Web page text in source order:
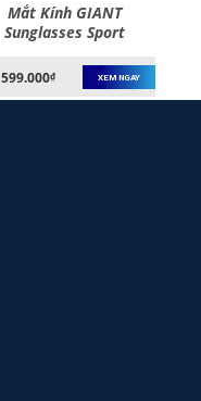
Mắt Kính GIANT
Sunglasses Sport
599.000₫ XEM NGAY